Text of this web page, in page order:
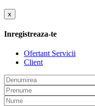
x
Inregistreaza-te
Ofertant Servicii
Client